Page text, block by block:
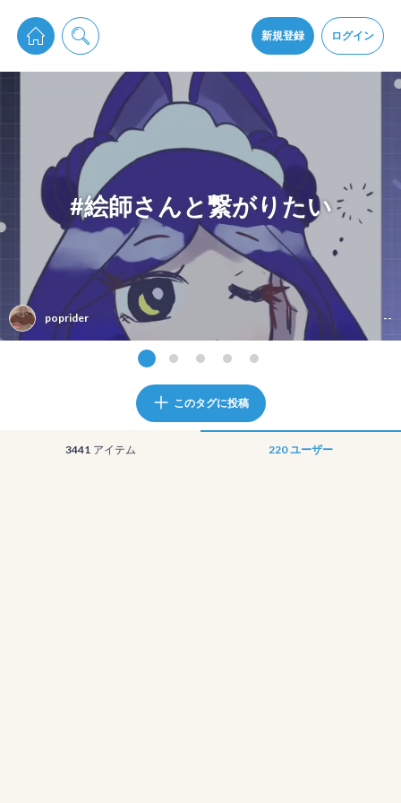
新規登録 ログイン
pixiv Sketchは2024年5月28日付で プライパシーポリシーを改定しました。
通知を受け取るにはここをクリックします
pixiv Sketchアプリでさらに快適に！
アプリをインストール
#絵師さんと繋がりたい
poprider --
このタグに投稿
3441 アイテム 220 ユーザー